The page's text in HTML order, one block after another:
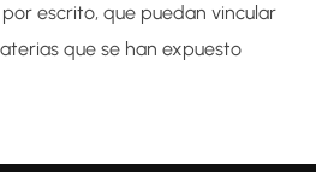
escrito, que puedan vincular
que se han expuesto